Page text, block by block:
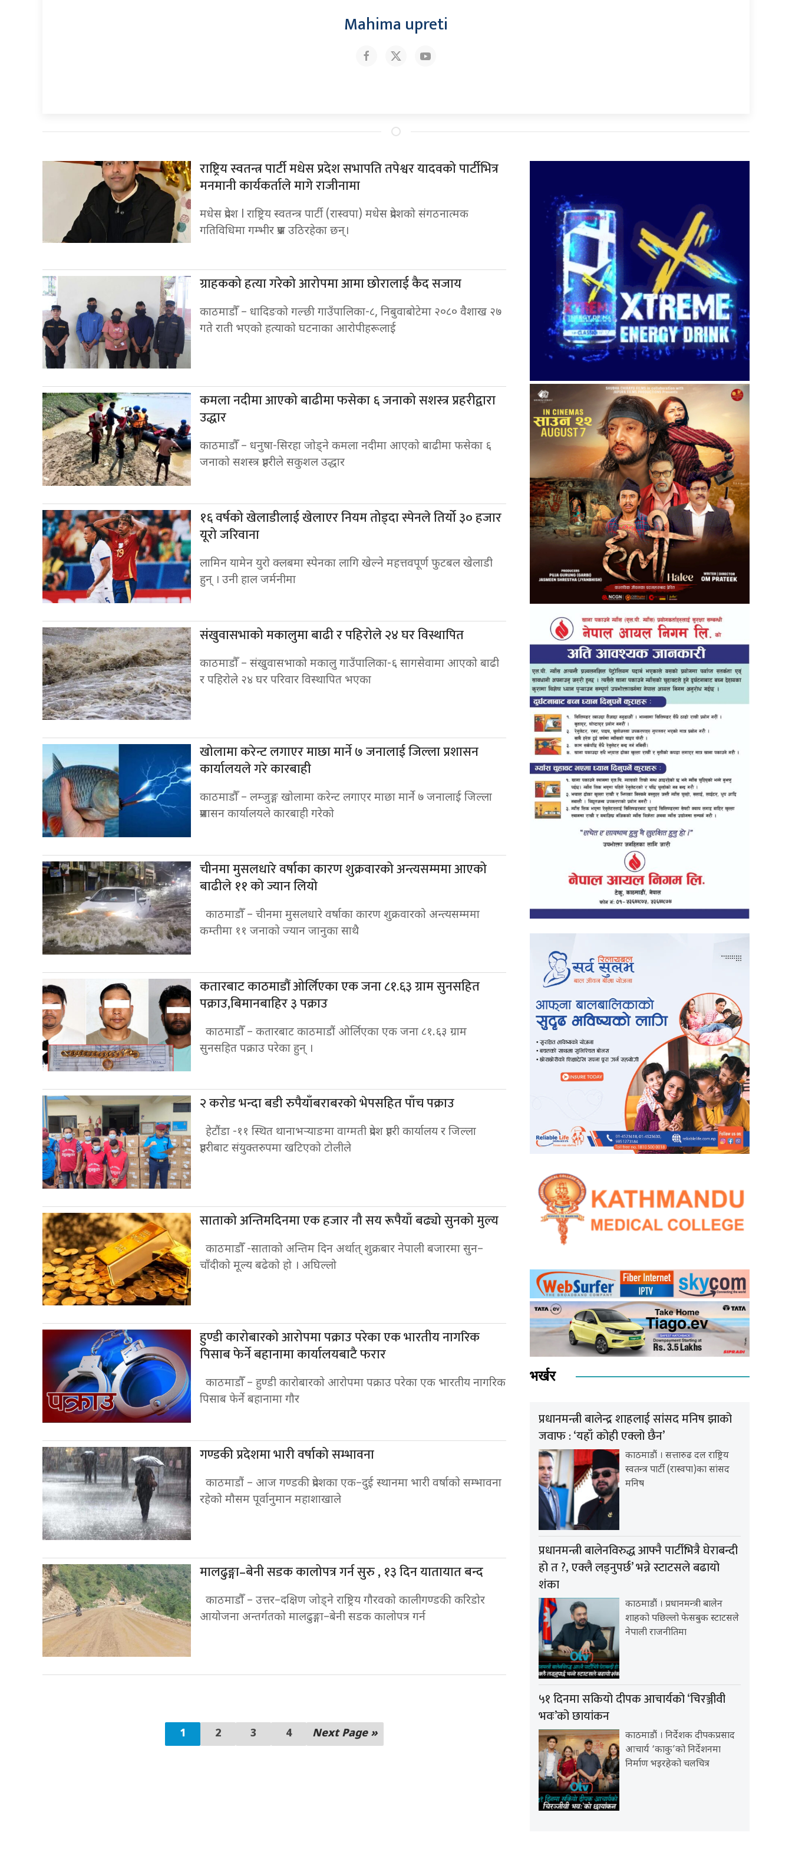
Mahima upreti
राष्ट्रिय स्वतन्त्र पार्टी मधेस प्रदेश सभापति तपेश्वर यादवको पार्टीभित्र
मनमानी कार्यकर्ताले मागे राजीनामा
मधेस प्रदेश l राष्ट्रिय स्वतन्त्र पार्टी (रास्वपा) मधेस प्रदेशको संगठनात्मक
गतिविधिमा गम्भीर प्रश्न उठिरहेका छन्।
ग्राहकको हत्या गरेको आरोपमा आमा छोरालाई कैद सजाय
काठमाडौँ – धादिङको गल्छी गाउँपालिका-८, निबुवाबोटेमा २०८० वैशाख २७
गते राती भएको हत्याको घटनाका आरोपीहरूलाई
कमला नदीमा आएको बाढीमा फसेका ६ जनाको सशस्त्र प्रहरीद्वारा
उद्धार
काठमाडौँ – धनुषा-सिरहा जोड्ने कमला नदीमा आएको बाढीमा फसेका ६
जनाको सशस्त्र प्रहरीले सकुशल उद्धार
१६ वर्षको खेलाडीलाई खेलाएर नियम तोड्दा स्पेनले तिर्यो ३० हजार
यूरो जरिवाना
लामिन यामेन युरो क्लबमा स्पेनका लागि खेल्ने महत्तवपूर्ण फुटबल खेलाडी
हुन् । उनी हाल जर्मनीमा
संखुवासभाको मकालुमा बाढी र पहिरोले २४ घर विस्थापित
काठमाडौँ – संखुवासभाको मकालु गाउँपालिका-६ सागसेवामा आएको बाढी
र पहिरोले २४ घर परिवार विस्थापित भएका
खोलामा करेन्ट लगाएर माछा मार्ने ७ जनालाई जिल्ला प्रशासन
कार्यालयले गरे कारबाही
काठमाडौँ – लम्जुङ्ग खोलामा करेन्ट लगाएर माछा मार्ने ७ जनालाई जिल्ला
प्रशासन कार्यालयले कारबाही गरेको
चीनमा मुसलधारे वर्षाका कारण शुक्रवारको अन्त्यसम्ममा आएको
बाढीले ११ को ज्यान लियो
काठमाडौँ – चीनमा मुसलधारे वर्षाका कारण शुक्रवारको अन्त्यसम्ममा
कम्तीमा ११ जनाको ज्यान जानुका साथै
कतारबाट काठमाडौं ओर्लिएका एक जना ८१.६३ ग्राम सुनसहित
पक्राउ,बिमानबाहिर ३ पक्राउ
काठमाडौँ – कतारबाट काठमाडौं ओर्लिएका एक जना ८१.६३ ग्राम
सुनसहित पक्राउ परेका हुन् ।
२ करोड भन्दा बडी रुपैयाँबराबरको भेपसहित पाँच पक्राउ
हेटौंडा -११ स्थित थानाभर्‍याङमा वाग्मती प्रदेश प्रहरी कार्यालय र जिल्ला
प्रहरीबाट संयुक्तरुपमा खटिएको टोलीले
साताको अन्तिमदिनमा एक हजार नौ सय रूपैयाँ बढ्यो सुनको मुल्य
काठमाडौँ -साताको अन्तिम दिन अर्थात् शुक्रबार नेपाली बजारमा सुन–
चाँदीको मूल्य बढेको हो । अघिल्लो
हुण्डी कारोबारको आरोपमा पक्राउ परेका एक भारतीय नागरिक
पिसाब फेर्ने बहानामा कार्यालयबाटै फरार
काठमाडौँ – हुण्डी कारोबारको आरोपमा पक्राउ परेका एक भारतीय नागरिक
पिसाब फेर्ने बहानामा गौर
गण्डकी प्रदेशमा भारी वर्षाको सम्भावना
काठमाडौं – आज गण्डकी प्रदेशका एक–दुई स्थानमा भारी वर्षाको सम्भावना
रहेको मौसम पूर्वानुमान महाशाखाले
मालढुङ्गा–बेनी सडक कालोपत्र गर्न सुरु , १३ दिन यातायात बन्द
काठमाडौँ – उत्तर–दक्षिण जोड्ने राष्ट्रिय गौरवको कालीगण्डकी करिडोर
आयोजना अन्तर्गतको मालढुङ्गा–बेनी सडक कालोपत्र गर्न
1 2 3 4 Next Page »
भर्खर
प्रधानमन्त्री बालेन्द्र शाहलाई सांसद मनिष झाको
जवाफ : ‘यहाँ कोही एक्लो छैन’
काठमाडौं । सत्तारुढ दल राष्ट्रिय
स्वतन्त्र पार्टी (रास्वपा)का सांसद
मनिष
प्रधानमन्त्री बालेनविरुद्ध आफ्नै पार्टीभित्रै घेराबन्दी
हो त ?, एक्लै लड्नुपर्छ’ भन्ने स्टाटसले बढायो
शंका
काठमाडौं । प्रधानमन्त्री बालेन
शाहको पछिल्लो फेसबुक स्टाटसले
नेपाली राजनीतिमा
५१ दिनमा सकियो दीपक आचार्यको ‘चिरञ्जीवी
भवः’को छायांकन
काठमाडौं । निर्देशक दीपकप्रसाद
आचार्य ‘काकु’को निर्देशनमा
निर्माण भइरहेको चलचित्र